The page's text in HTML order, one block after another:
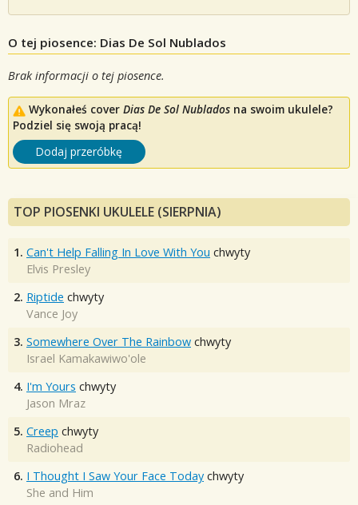
O tej piosence: Dias De Sol Nublados
Brak informacji o tej piosence.
Wykonałeś cover Dias De Sol Nublados na swoim ukulele?
Podziel się swoją pracą!
Dodaj przeróbkę
TOP PIOSENKI UKULELE (SIERPNIA)
1. Can't Help Falling In Love With You chwyty
Elvis Presley
2. Riptide chwyty
Vance Joy
3. Somewhere Over The Rainbow chwyty
Israel Kamakawiwo'ole
4. I'm Yours chwyty
Jason Mraz
5. Creep chwyty
Radiohead
6. I Thought I Saw Your Face Today chwyty
She and Him